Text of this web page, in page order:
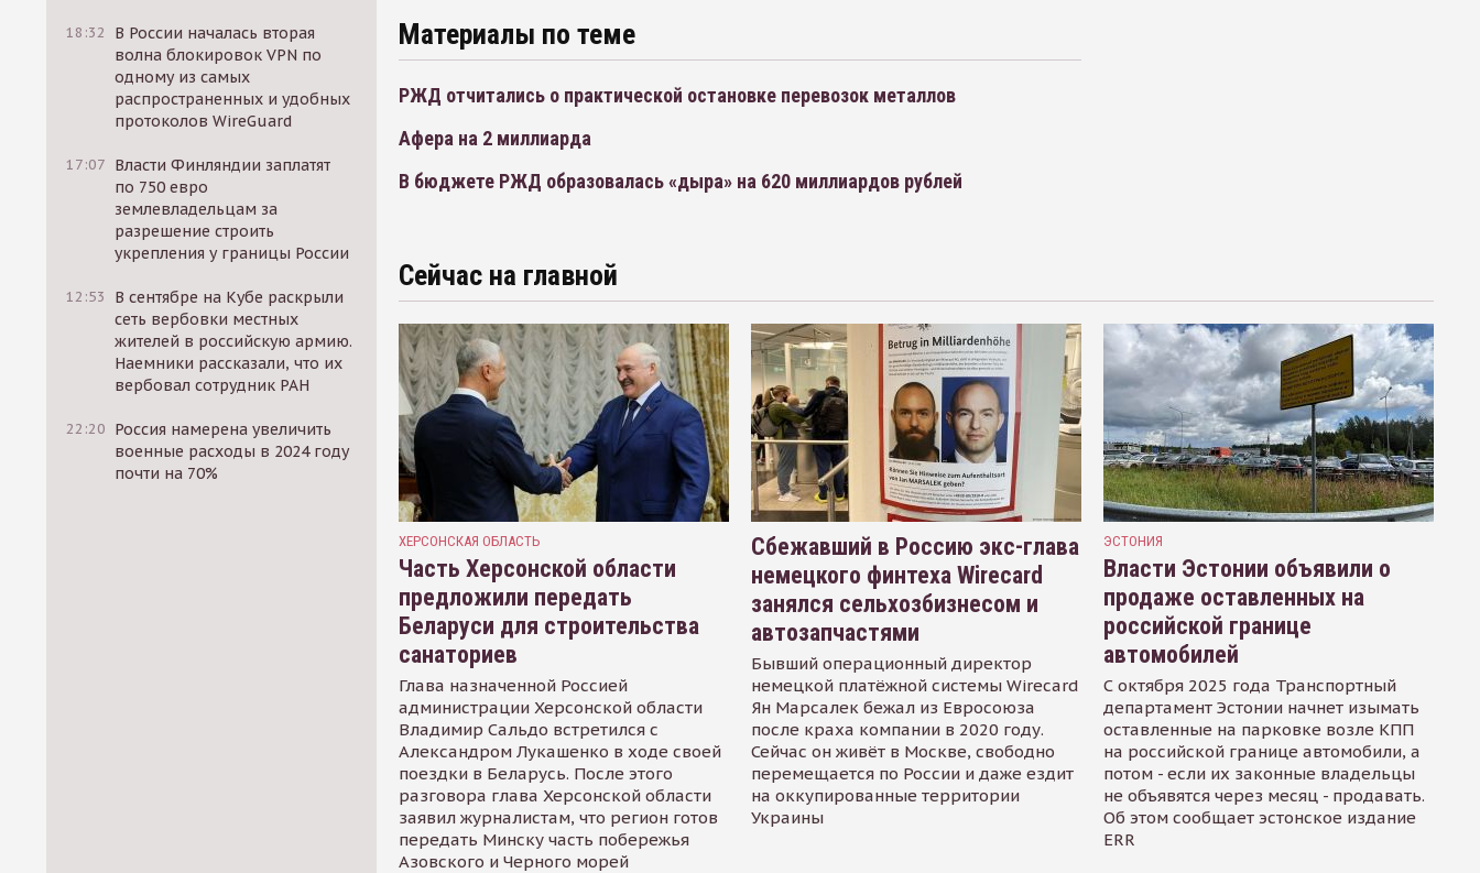
18:32
В России началась вторая
волна блокировок VPN по
одному из самых
распространенных и удобных
протоколов WireGuard
17:07 Власти Финляндии заплатят
по 750 евро
землевладельцам за
разрешение строить
укрепления у границы России
12:53
В сентябре на Кубе раскрыли
сеть вербовки местных
жителей в российскую армию.
Наемники рассказали, что их
вербовал сотрудник РАН
22:20 Россия намерена увеличить
военные расходы в 2024 году
почти на 70%
Материалы по теме
РЖД отчитались о практической остановке перевозок металлов
Афера на 2 миллиарда
В бюджете РЖД образовалась «дыра» на 620 миллиардов рублей
Сейчас на главной
ХЕРСОНСКАЯ ОБЛАСТЬ
Часть Херсонской области
предложили передать
Беларуси для строительства
санаториев
Глава назначенной Россией
администрации Херсонской области
Владимир Сальдо встретился с
Александром Лукашенко в ходе своей
поездки в Беларусь. После этого
разговора глава Херсонской области
заявил журналистам, что регион готов
передать Минску часть побережья
Азовского и Черного морей
Сбежавший в Россию экс-глава
немецкого финтеха Wirecard
занялся сельхозбизнесом и
автозапчастями
Бывший операционный директор
немецкой платёжной системы Wirecard
Ян Марсалек бежал из Евросоюза
после краха компании в 2020 году.
Сейчас он живёт в Москве, свободно
перемещается по России и даже ездит
на оккупированные территории
Украины
ЭСТОНИЯ
Власти Эстонии объявили о
продаже оставленных на
российской границе
автомобилей
С октября 2025 года Транспортный
департамент Эстонии начнет изымать
оставленные на парковке возле КПП
на российской границе автомобили, а
потом - если их законные владельцы
не объявятся через месяц - продавать.
Об этом сообщает эстонское издание
ERR